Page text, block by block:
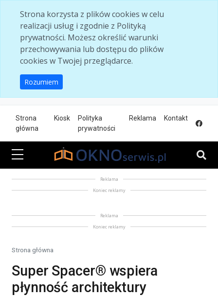
Strona korzysta z plików cookies w celu
realizacji usług i zgodnie z Polityką
prywatności. Możesz określić warunki
przechowywania lub dostępu do plików
cookies w Twojej przeglądarce.
Rozumiem
Strona
główna
Kiosk
Polityka
prywatności
Reklama Kontakt
Reklama
Koniec reklamy
Reklama
Koniec reklamy
Strona główna
Super Spacer® wspiera
płynność architektury